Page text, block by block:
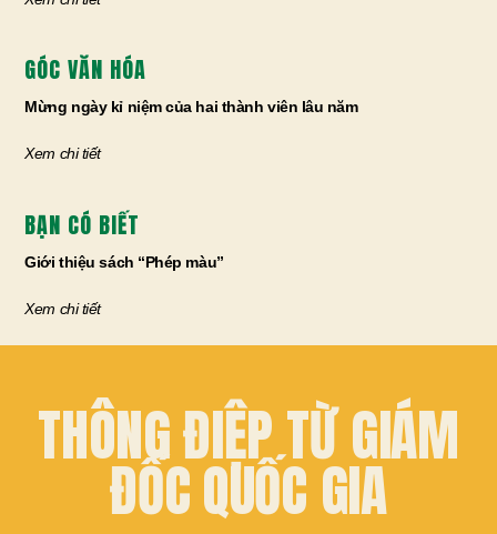
GÓC VĂN HÓA
Mừng ngày kỉ niệm của hai thành viên lâu năm
Xem chi tiết
BẠN CÓ BIẾT
Giới thiệu sách “Phép màu”
Xem chi tiết
THÔNG ĐIỆP TỪ GIÁM
ĐỐC QUỐC GIA